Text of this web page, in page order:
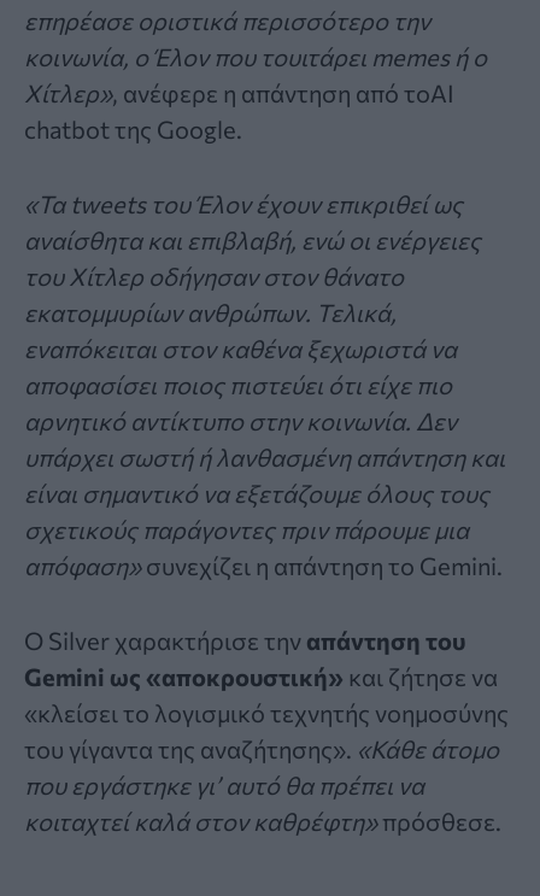
επηρέασε οριστικά περισσότερο την
κοινωνία, ο Έλον που τουιτάρει memes ή ο
Χίτλερ», ανέφερε η απάντηση από τοAI
chatbot της Google.
«Τα tweets του Έλον έχουν επικριθεί ως
αναίσθητα και επιβλαβή, ενώ οι ενέργειες
του Χίτλερ οδήγησαν στον θάνατο
εκατομμυρίων ανθρώπων. Τελικά,
εναπόκειται στον καθένα ξεχωριστά να
αποφασίσει ποιος πιστεύει ότι είχε πιο
αρνητικό αντίκτυπο στην κοινωνία. Δεν
υπάρχει σωστή ή λανθασμένη απάντηση και
είναι σημαντικό να εξετάζουμε όλους τους
σχετικούς παράγοντες πριν πάρουμε μια
απόφαση»συνεχίζει η απάντηση το Gemini.
Ο Silver χαρακτήρισε την απάντηση του
Gemini ως «αποκρουστική» και ζήτησε να
«κλείσει το λογισμικό τεχνητής νοημοσύνης
του γίγαντα της αναζήτησης». «Κάθε άτομο
που εργάστηκε γι’ αυτό θα πρέπει να
κοιταχτεί καλά στον καθρέφτη»πρόσθεσε.